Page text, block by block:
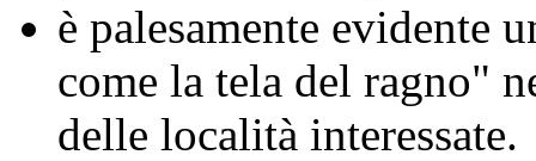
è palesamente evidente
come la tela del ragno"
delle località interessate.